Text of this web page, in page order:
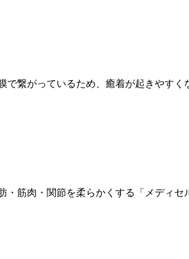
繋がっているため、癒着が起きやすく
筋肉・関節を柔らかくする「メディ